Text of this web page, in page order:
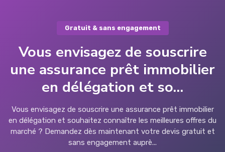
Gratuit & sans engagement
Vous envisagez de souscrire
une assurance prêt immobilier
en délégation et so...
Vous envisagez de souscrire une assurance prêt immobilier
en délégation et souhaitez connaître les meilleures offres du
marché ? Demandez dès maintenant votre devis gratuit et
sans engagement auprè...